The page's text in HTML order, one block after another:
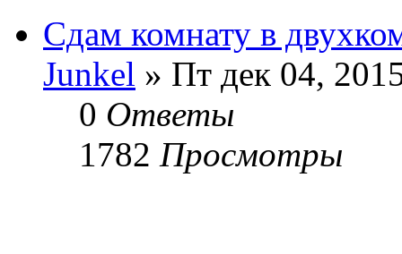
Сдам комнату в
Junkel » Пт дек 04,
0 Ответы
1782 Просмотры